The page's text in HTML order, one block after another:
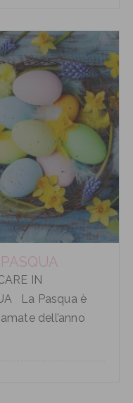
IN
La Pasqua è
dell’anno